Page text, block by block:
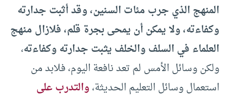
المنهج الذي جرب مئات السنين، وقد أثبت جدارته
وكفاءته، ولا يمكن أن يمحى بجرة قلم، فلازال منهج
العلماء في السلف والخلف يثبت جدارته وكفاءته،
ولكن وسائل الأمس لم تعد نافعة اليوم، فلابد من
استعمال وسائل التعليم الحديثة،والتدرب على